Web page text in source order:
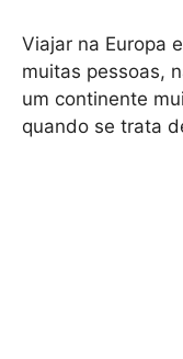
Viajar na Europa
muitas pessoas,
um continente
quando se trata